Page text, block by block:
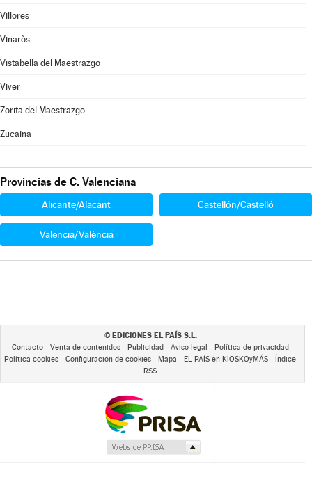
Villores
Vinaròs
Vistabella del Maestrazgo
Viver
Zorita del Maestrazgo
Zucaina
Provincias de C. Valenciana
Alicante/Alacant Castellón/Castelló
Valencia/València
© EDICIONES EL PAÍS S.L.
Contacto Venta de contenidos Publicidad Aviso legal
Política de privacidad
Política cookies
Configuración de cookies Mapa EL PAÍS en KIOSKOyMÁS
Índice
RSS